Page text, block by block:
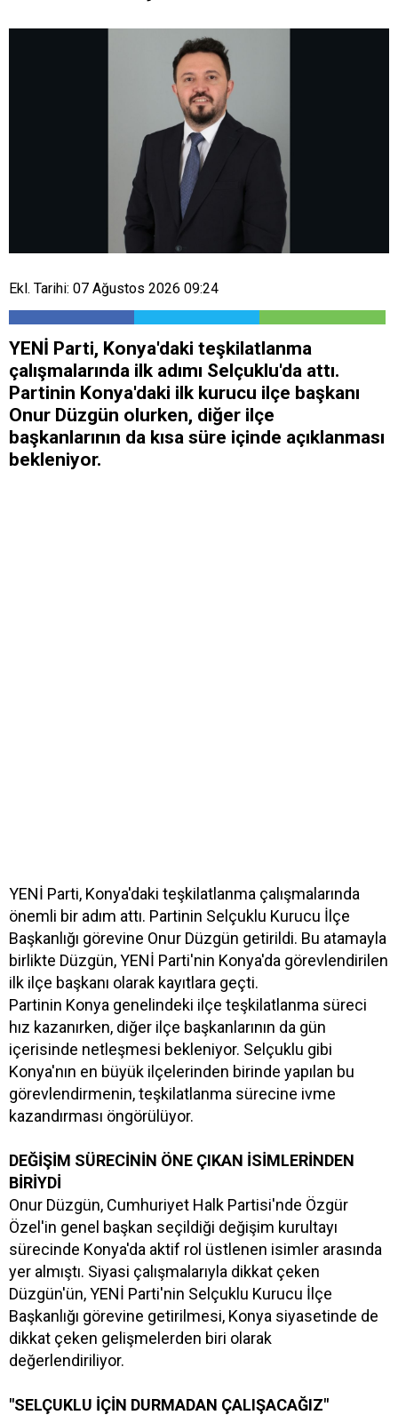
Ekl. Tarihi: 07 Ağustos 2026 09:24
YENİ Parti, Konya'daki teşkilatlanma
çalışmalarında ilk adımı Selçuklu'da attı.
Partinin Konya'daki ilk kurucu ilçe başkanı
Onur Düzgün olurken, diğer ilçe
başkanlarının da kısa süre içinde açıklanması
bekleniyor.
YENİ Parti, Konya'daki teşkilatlanma çalışmalarında
önemli bir adım attı. Partinin Selçuklu Kurucu İlçe
Başkanlığı görevine Onur Düzgün getirildi. Bu atamayla
birlikte Düzgün, YENİ Parti'nin Konya'da görevlendirilen
ilk ilçe başkanı olarak kayıtlara geçti.
Partinin Konya genelindeki ilçe teşkilatlanma süreci
hız kazanırken, diğer ilçe başkanlarının da gün
içerisinde netleşmesi bekleniyor. Selçuklu gibi
Konya'nın en büyük ilçelerinden birinde yapılan bu
görevlendirmenin, teşkilatlanma sürecine ivme
kazandırması öngörülüyor.
DEĞİŞİM SÜRECİNİN ÖNE ÇIKAN İSİMLERİNDEN
BİRİYDİ
Onur Düzgün, Cumhuriyet Halk Partisi'nde Özgür
Özel'in genel başkan seçildiği değişim kurultayı
sürecinde Konya'da aktif rol üstlenen isimler arasında
yer almıştı. Siyasi çalışmalarıyla dikkat çeken
Düzgün'ün, YENİ Parti'nin Selçuklu Kurucu İlçe
Başkanlığı görevine getirilmesi, Konya siyasetinde de
dikkat çeken gelişmelerden biri olarak
değerlendiriliyor.
"SELÇUKLU İÇİN DURMADAN ÇALIŞACAĞIZ"